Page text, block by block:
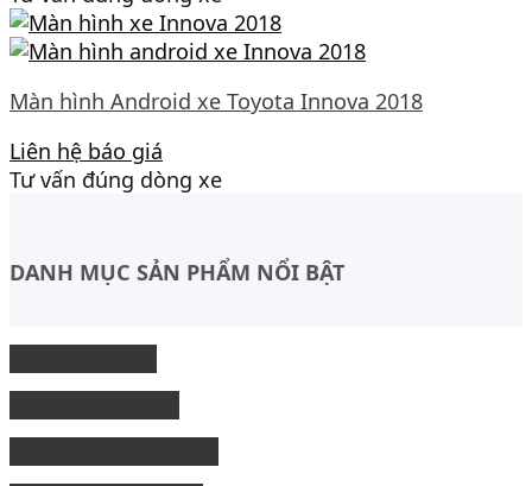
Màn hình Android xe Toyota Innova 2018
Liên hệ báo giá
Tư vấn đúng dòng xe
DANH MỤC SẢN PHẨM NỔI BẬT